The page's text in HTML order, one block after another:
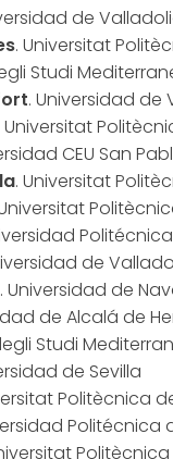
de
. Universitat
Studi
. Universidad de
Universitat
CEU San
. Universitat
de
. Universidad de
de Alcalá de
Studi
de Sevilla
Politècnica
Politécnica